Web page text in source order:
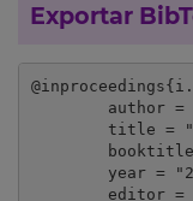
Exportar